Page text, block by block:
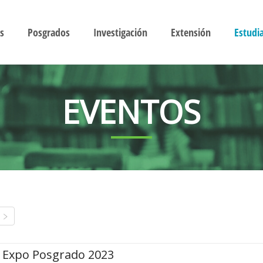
Posgrados Investigación Extensión
EVENTOS
Expo Posgrado 2023